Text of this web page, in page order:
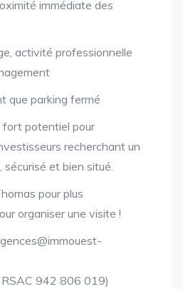
immédiate des
activité professionnelle
que parking fermé
fort potentiel pour
recherchant un
et bien situé.
pour plus
organiser une visite !
942 806 019)